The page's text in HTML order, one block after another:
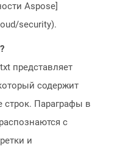
Aspose]
security).
представляет
содержит
строк. Параграфы в
с
и